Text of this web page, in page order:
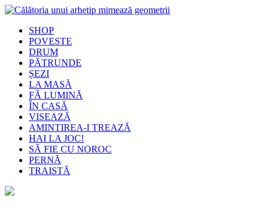
SHOP
POVESTE
DRUM
PĂTRUNDE
ȘEZI
LA MASĂ
FĂ LUMINĂ
ÎN CASĂ
VISEAZĂ
AMINTIREA-I TREAZĂ
HAI LA JOC!
SĂ FIE CU NOROC
PERNĂ
TRAISTĂ